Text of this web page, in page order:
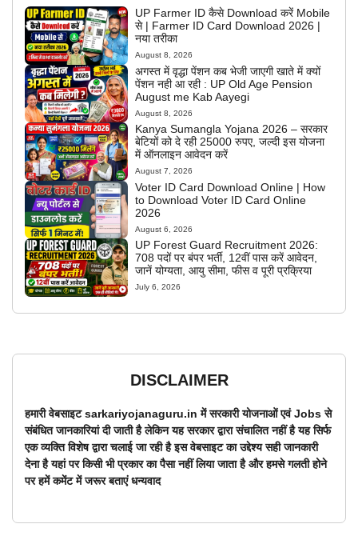
UP Farmer ID कैसे Download करें Mobile
से | Farmer ID Card Download 2026 |
नया तरीका
August 8, 2026
अगस्त में वृद्धा पेंशन कब भेजी जाएगी खाते में क्यों
पेंशन नही आ रही : UP Old Age Pension
August me Kab Aayegi
August 8, 2026
Kanya Sumangla Yojana 2026 – सरकार
बेटियों को दे रही 25000 रुपए, जल्दी इस योजना
में ऑनलाइन आवेदन करें
August 7, 2026
Voter ID Card Download Online | How
to Download Voter ID Card Online
2026
August 6, 2026
UP Forest Guard Recruitment 2026:
708 पदों पर बंपर भर्ती, 12वीं पास करें आवेदन,
जानें योग्यता, आयु सीमा, फीस व पूरी प्रक्रिया
July 6, 2026
DISCLAIMER
हमारी वेबसाइट sarkariyojanaguru.in में सरकारी योजनाओं एवं Jobs से
संबंधित जानकारियां दी जाती है लेकिन यह सरकार द्वारा संचालित नहीं है यह सिर्फ
एक व्यक्ति विशेष द्वारा चलाई जा रही है इस वेबसाइट का उद्देश्य सही जानकारी
देना है यहां पर किसी भी प्रकार का पैसा नहीं लिया जाता है और हमसे गलती होने
पर हमें कमेंट में जरूर बताएं धन्यवाद